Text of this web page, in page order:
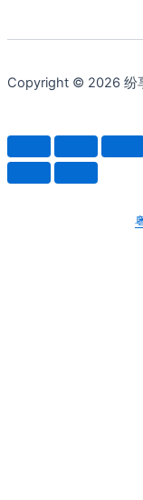
Copyright © 2026 纷